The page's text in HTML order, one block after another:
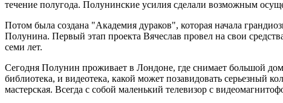
течение полугода. Полунинские усилия сделали возможным
Потом была создана "Академия дураков", которая начала
Полунина. Первый этап проекта Вячеслав провел на свои
семи лет.
Сегодня Полунин проживает в Лондоне, где снимает большой
библиотека, и видеотека, какой может позавидовать серьезный
мастерская. Всегда с собой маленький телевизор с